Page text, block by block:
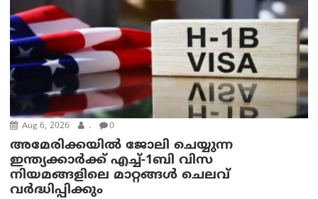
Aug 6, 2026 . 0
അമേരിക്കയില്‍ ജോലി ചെയ്യുന്ന
ഇന്ത്യക്കാർക്ക് എച്ച്-1ബി വിസ
നിയമങ്ങളിലെ മാറ്റങ്ങൾ ചെലവ്
വർദ്ധിപ്പിക്കും